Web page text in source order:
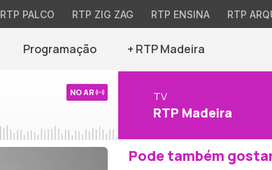
RTP PALCO RTP ZIG ZAG RTP ENSINA RTP
Programação + RTP Madeira
NO AR TV
RTP Madeira
Pode também